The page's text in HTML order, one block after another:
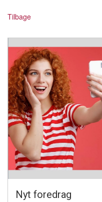
Tilbage
Nyt foredrag